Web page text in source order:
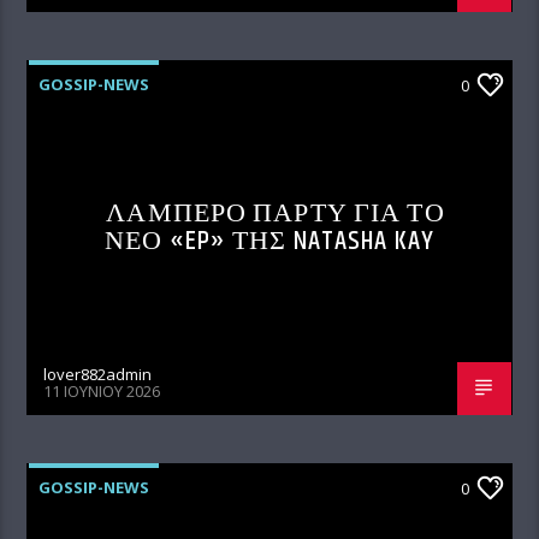
GOSSIP-NEWS 0
ΛΑΜΠΕΡΟ ΠΑΡΤΥ ΓΙΑ ΤΟ
ΝΕΟ «EP» ΤΗΣ NATASHA KAY
lover882admin
11 ΙΟΥΝΊΟΥ 2026
GOSSIP-NEWS 0